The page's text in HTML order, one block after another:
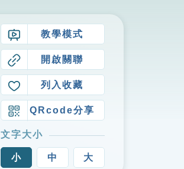
教學模式
開啟關聯
列入收藏
QRcode分享
文字大小
小 中 大